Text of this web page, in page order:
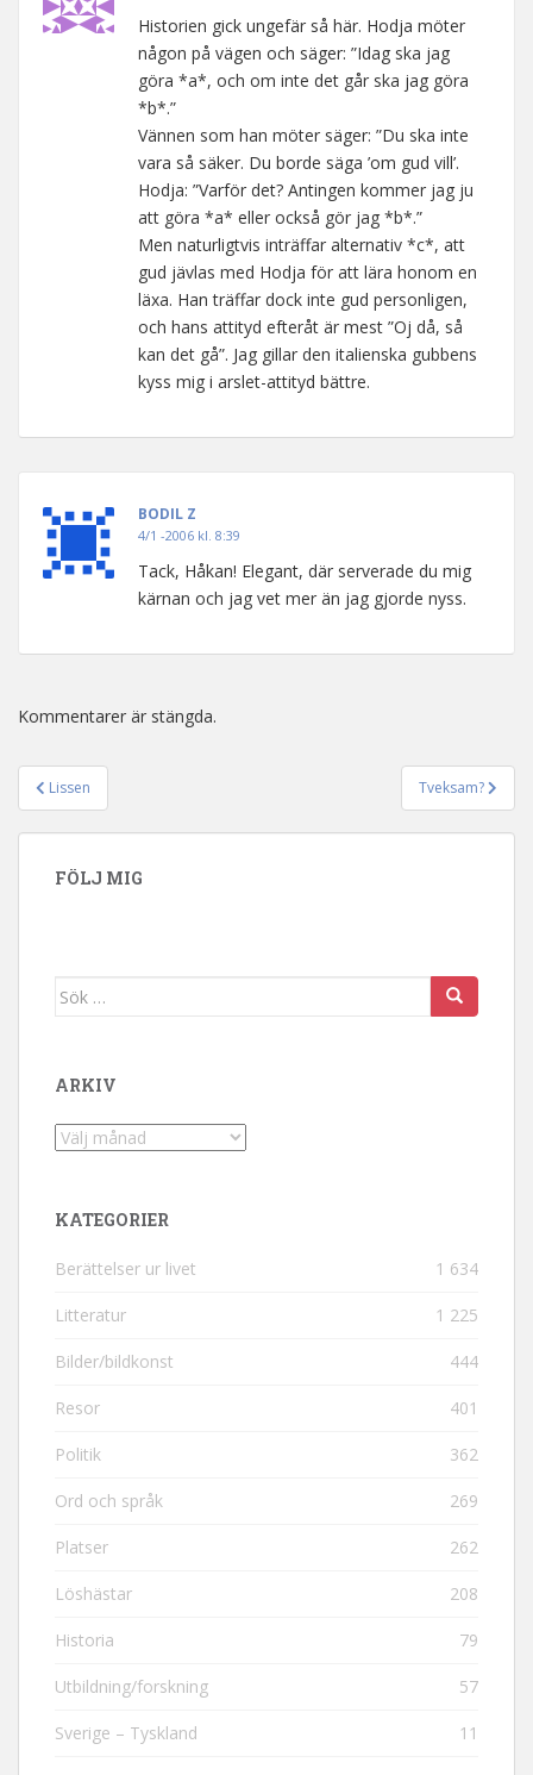
Historien gick ungefär så här. Hodja möter
någon på vägen och säger: ”Idag ska jag
göra *a*, och om inte det går ska jag göra
*b*.”
Vännen som han möter säger: ”Du ska inte
vara så säker. Du borde säga ’om gud vill’.
Hodja: ”Varför det? Antingen kommer jag ju
att göra *a* eller också gör jag *b*.”
Men naturligtvis inträffar alternativ *c*, att
gud jävlas med Hodja för att lära honom en
läxa. Han träffar dock inte gud personligen,
och hans attityd efteråt är mest ”Oj då, så
kan det gå”. Jag gillar den italienska gubbens
kyss mig i arslet-attityd bättre.
BODIL Z
4/1 -2006 kl. 8:39
Tack, Håkan! Elegant, där serverade du mig
kärnan och jag vet mer än jag gjorde nyss.
Kommentarer är stängda.
Inläggsnavigering
Lissen Tveksam?
FÖLJ MIG
Sök efter:
ARKIV
Arkiv
KATEGORIER
Berättelser ur livet 1 634
Litteratur 1 225
Bilder/bildkonst 444
Resor 401
Politik 362
Ord och språk 269
Platser 262
Löshästar 208
Historia 79
Utbildning/forskning 57
Sverige – Tyskland 11